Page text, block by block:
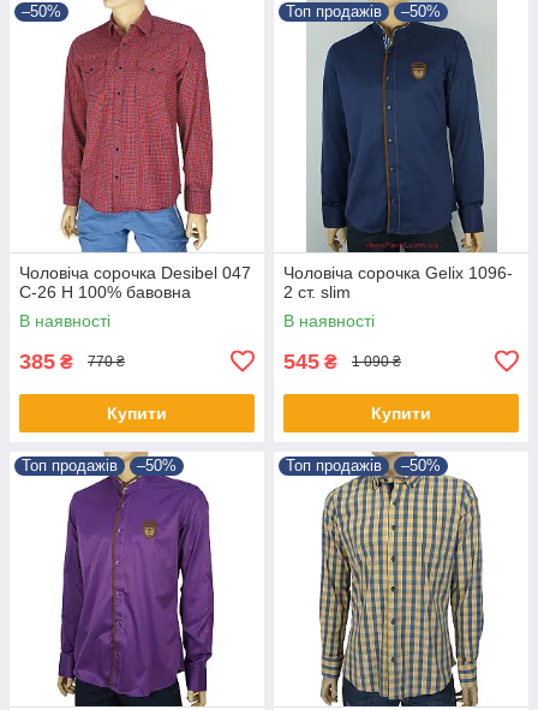
–50%
Чоловіча сорочка Desibel 047
C-26 H 100% бавовна
В наявності
385 ₴ 770 ₴
Купити
Топ продажів –50%
Чоловіча сорочка Gelix 1096-
2 ст. slim
В наявності
545 ₴ 1 090 ₴
Купити
Топ продажів –50% Топ продажів –50%